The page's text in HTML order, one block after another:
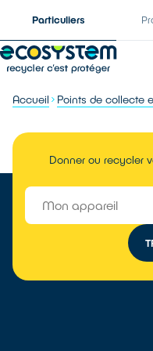
Particuliers
Accueil Points de collecte
Donner ou recycler